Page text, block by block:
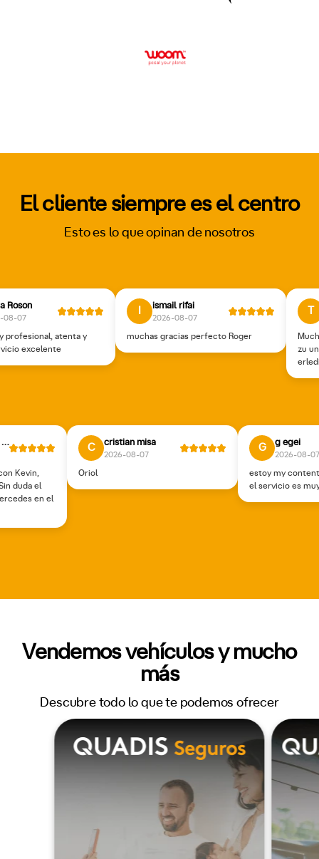
El cliente siempre es el centro
Esto es lo que opinan de nosotros
Roson
08-07
profesional, atenta y
excelente
ismail rifai
2026-08-07
muchas gracias perfecto Roger
zu
Sebastian ricart nolla
Kevin,
duda el
en el
C cristian misa
2026-08-07
Oriol
G g egei
2026-08-07
estoy my
el servicio es
Vendemos vehículos y mucho
más
Descubre todo lo que te podemos ofrecer